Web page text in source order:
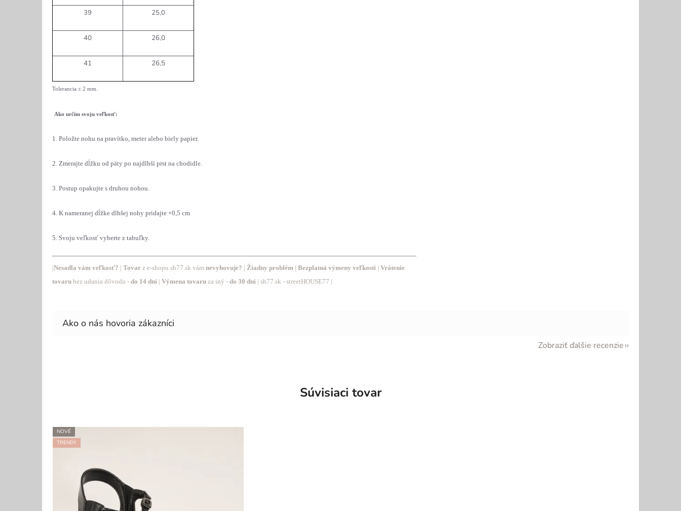
39 25,0
40 26,0
41 26,5
Tolerancia ± 2 mm.
Ako určím svoju veľkosť:
1. Položte nohu na pravítko, meter alebo biely papier.
2. Zmerajte dĺžku od päty po najdlhší prst na chodidle.
3. Postup opakujte s druhou nohou.
4. K nameranej dĺžke dlhšej nohy pridajte +0,5 cm
5. Svoju veľkosť vyberte z tabuľky.
|Nesadla vám veľkosť? | Tovar z e-shopu sh77.sk vám nevyhovuje? | Žiadny problém | Bezplatná výmeny veľkosti | Vrátenie
tovaru bez udania dôvodu - do 14 dní | Výmena tovaru za iný - do 30 dní | sh77.sk - streetHOUSE77 |
Zobraziť ďalšie recenzie
Súvisiaci tovar
NOVÉ
TRENDY